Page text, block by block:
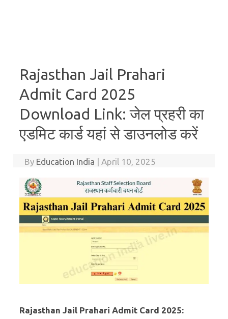
Rajasthan Jail Prahari
Admit Card 2025
Download Link: जेल प्रहरी का
एडमिट कार्ड यहां से डाउनलोड करें
By Education India | April 10, 2025
Rajasthan Jail Prahari Admit Card 2025: